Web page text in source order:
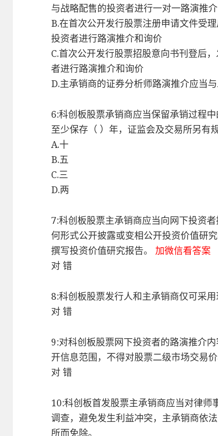
与战略配售的投资者进行一对一路演推介
B.在首次公开发行股票注册申请文件受
投资者进行路演推介和询价
C.首次公开发行股票招股意向书刊登后
者进行路演推介和询价
D.主承销商的证券分析师路演推介应当
6:科创板股票承销商应当保留承销过程
至少保存（ ）年，证监会及交易所另有
A.十
B.五
C.三
D.两
7:科创板股票主承销商应当向网下投资
何形式公开披露或变相公开投资价值研
撰写投资价值研究报告。 加微信看答案
对 错
8:科创板股票发行人和主承销商仅可采
对 错
9:对科创板股票网下投资者的路演推介
开信息范围，不得对股票二级市场交易
对 错
10:科创板首发股票主承销商应当对律师
调查，避免发生利益冲突，主承销商依
所而免除。